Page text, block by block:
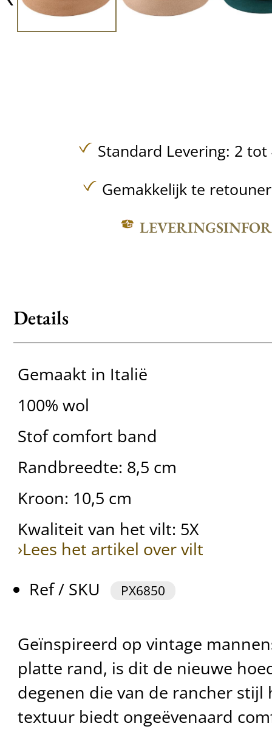
Standard Levering: 2
Gemakkelijk te
Details
Gemaakt in Italië
100% wol
Stof comfort band
Randbreedte: 8,5 cm
Kroon: 10,5 cm
Kwaliteit van het vilt: 5X
›Lees het artikel over vilt
Ref / SKU
PX6850
Geïnspireerd op vintage
platte rand, is dit de nieuwe
degenen die van de rancher stijl
textuur biedt ongeëvenaard